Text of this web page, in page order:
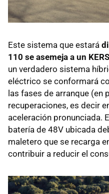
Este sistema que estará
110 se asemeja a un KERS
un verdadero sistema
eléctrico se conformará
las fases de arranque (en
recuperaciones, es decir
aceleración pronunciada.
batería de 48V ubicada
maletero que se recarga
contribuir a reducir el